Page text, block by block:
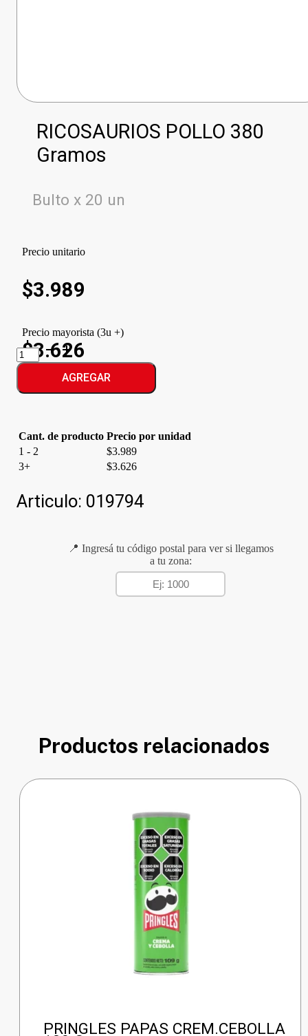
RICOSAURIOS POLLO 380
Gramos
Bulto x 20 un
Precio unitario
$3.989
Precio mayorista (3u +)
$3.626
RICOSAURIOS
POLLO
cantidad
AGREGAR
Cant. de producto Precio por unidad
1 - 2
$3.989
3+
$3.626
Articulo: 019794
📍 Ingresá tu código postal para ver si llegamos
a tu zona:
Productos relacionados
PRINGLES PAPAS CREM.CEBOLLA